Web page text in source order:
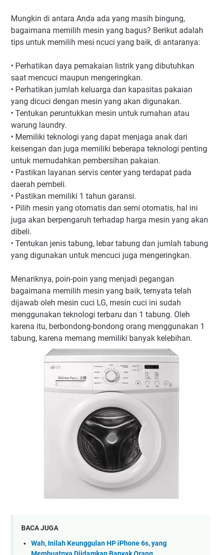
Mungkin di antara Anda ada yang masih bingung,
bagaimana memilih mesin yang bagus? Berikut adalah
tips untuk memilih mesi ncuci yang baik, di antaranya:
• Perhatikan daya pemakaian listrik yang dibutuhkan
saat mencuci maupun mengeringkan.
• Perhatikan jumlah keluarga dan kapasitas pakaian
yang dicuci dengan mesin yang akan digunakan.
• Tentukan peruntukkan mesin untuk rumahan atau
warung laundry.
• Memiliki teknologi yang dapat menjaga anak dari
keisengan dan juga memiliki beberapa teknologi penting
untuk memudahkan pembersihan pakaian.
• Pastikan layanan servis center yang terdapat pada
daerah pembeli.
• Pastikan memiliki 1 tahun garansi.
• Pilih mesin yang otomatis dan semi otomatis, hal ini
juga akan berpengaruh terhadap harga mesin yang akan
dibeli.
• Tentukan jenis tabung, lebar tabung dan jumlah tabung
yang digunakan untuk mencuci juga mengeringkan.
Menariknya, poin-poin yang menjadi pegangan
bagaimana memilih mesin yang baik, ternyata telah
dijawab oleh mesin cuci LG, mesin cuci ini sudah
menggunakan teknologi terbaru dan 1 tabung. Oleh
karena itu, berbondong-bondong orang menggunakan 1
tabung, karena memang memiliki banyak kelebihan.
BACA JUGA
Wah, Inilah Keunggulan HP iPhone 6s, yang